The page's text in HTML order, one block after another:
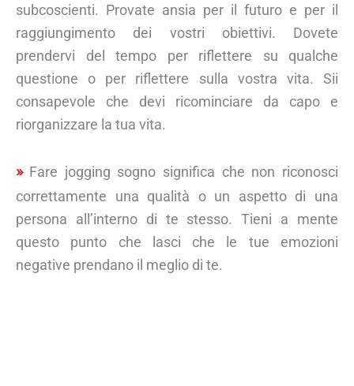
subcoscienti. Provate ansia per il futuro e per il
raggiungimento dei vostri obiettivi. Dovete
prendervi del tempo per riflettere su qualche
questione o per riflettere sulla vostra vita. Sii
consapevole che devi ricominciare da capo e
riorganizzare la tua vita.
Fare jogging sogno significa che non riconosci
correttamente una qualità o un aspetto di una
persona all’interno di te stesso. Tieni a mente
questo punto che lasci che le tue emozioni
negative prendano il meglio di te.